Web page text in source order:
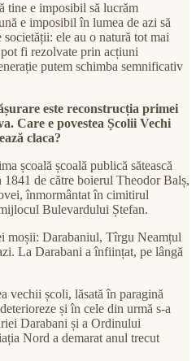
tine e imposibil să lucrăm
e imposibil în lumea de azi să
ele au o natură tot mai
fi rezolvate prin acțiuni
putem schimba semnificativ
este reconstrucția primei
Care e povestea Școlii Vechi
claca?
școală școală publică sătească
de către boierul Theodor Balș,
înmormântat în cimitirul
Bulevardului Ștefan.
moșii: Darabaniul, Tîrgu Neamțul
La Darabani a înființat, pe lângă
vechii școli, lăsată în paragină
și în cele din urmă s-a
Darabani și a Ordinului
Nord a demarat anul trecut